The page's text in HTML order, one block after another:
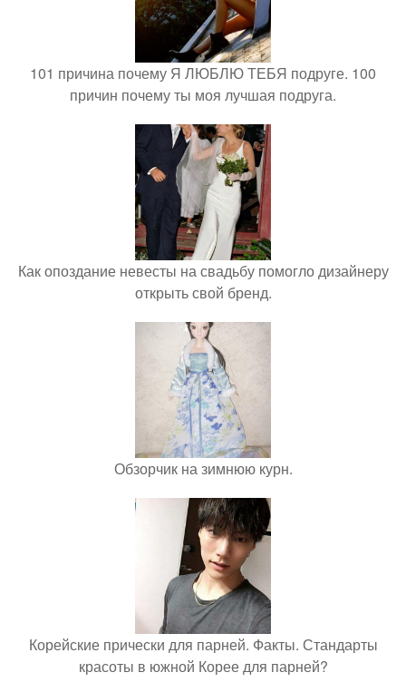
101 причина почему Я ЛЮБЛЮ ТЕБЯ подруге. 100
причин почему ты моя лучшая подруга.
Как опоздание невесты на свадьбу помогло дизайнеру
открыть свой бренд.
Обзорчик на зимнюю курн.
Корейские прически для парней. Факты. Стандарты
красоты в южной Корее для парней?